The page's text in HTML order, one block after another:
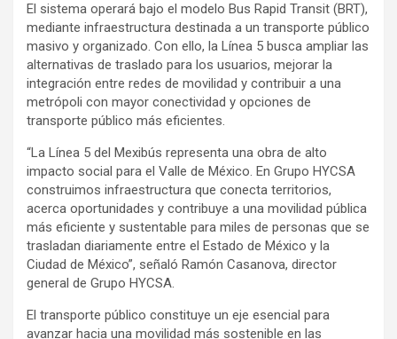
El sistema operará bajo el modelo Bus Rapid Transit (BRT),
mediante infraestructura destinada a un transporte público
masivo y organizado. Con ello, la Línea 5 busca ampliar las
alternativas de traslado para los usuarios, mejorar la
integración entre redes de movilidad y contribuir a una
metrópoli con mayor conectividad y opciones de
transporte público más eficientes.
“La Línea 5 del Mexibús representa una obra de alto
impacto social para el Valle de México. En Grupo HYCSA
construimos infraestructura que conecta territorios,
acerca oportunidades y contribuye a una movilidad pública
más eficiente y sustentable para miles de personas que se
trasladan diariamente entre el Estado de México y la
Ciudad de México”, señaló Ramón Casanova, director
general de Grupo HYCSA.
El transporte público constituye un eje esencial para
avanzar hacia una movilidad más sostenible en las